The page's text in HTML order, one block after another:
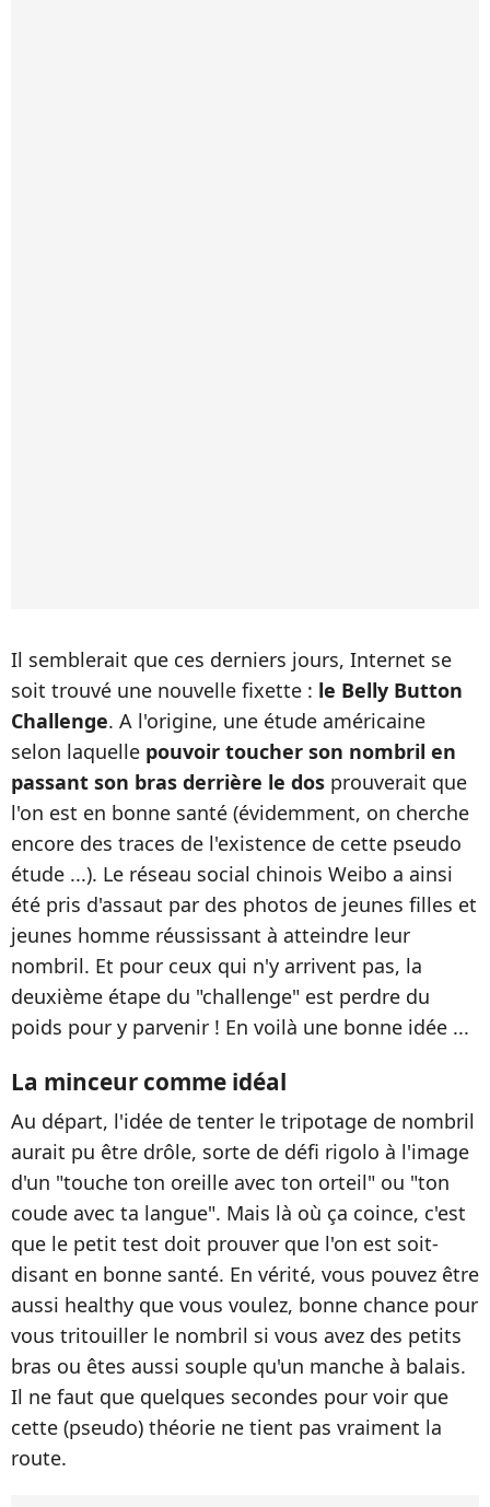
Il semblerait que ces derniers jours, Internet se
soit trouvé une nouvelle fixette : le Belly Button
Challenge. A l'origine, une étude américaine
selon laquelle pouvoir toucher son nombril en
passant son bras derrière le dos prouverait que
l'on est en bonne santé (évidemment, on cherche
encore des traces de l'existence de cette pseudo
étude ...). Le réseau social chinois Weibo a ainsi
été pris d'assaut par des photos de jeunes filles et
jeunes homme réussissant à atteindre leur
nombril. Et pour ceux qui n'y arrivent pas, la
deuxième étape du "challenge" est perdre du
poids pour y parvenir ! En voilà une bonne idée ...
La minceur comme idéal
Au départ, l'idée de tenter le tripotage de nombril
aurait pu être drôle, sorte de défi rigolo à l'image
d'un "touche ton oreille avec ton orteil" ou "ton
coude avec ta langue". Mais là où ça coince, c'est
que le petit test doit prouver que l'on est soit-
disant en bonne santé. En vérité, vous pouvez être
aussi healthy que vous voulez, bonne chance pour
vous tritouiller le nombril si vous avez des petits
bras ou êtes aussi souple qu'un manche à balais.
Il ne faut que quelques secondes pour voir que
cette (pseudo) théorie ne tient pas vraiment la
route.